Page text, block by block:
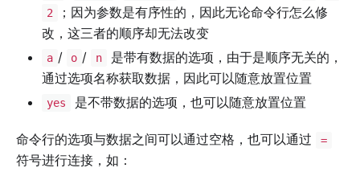
2
；因为参数是有序性的，因此无论命令行怎么修
改，这三者的顺序却无法改变
a / o / n
是带有数据的选项，由于是顺序无关的，
通过选项名称获取数据，因此可以随意放置位置
yes 是不带数据的选项，也可以随意放置位置
命令行的选项与数据之间可以通过空格，也可以通过 =
符号进行连接，如：